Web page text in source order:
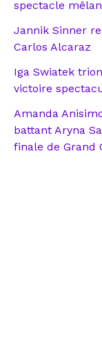
spectacle
Jannik Sinner
Carlos Alcaraz
Iga Swiatek
victoire
Amanda
battant Aryna
finale de Grand